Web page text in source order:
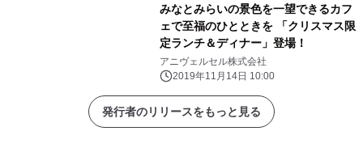
みなとみらいの景色を一望できるカフ
ェで至福のひとときを 「クリスマス限
定ランチ＆ディナー」登場！
アニヴェルセル株式会社
2019年11月14日 10:00
発行者のリリースをもっと見る